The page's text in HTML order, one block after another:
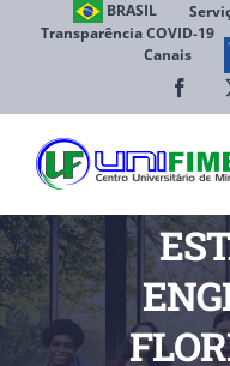
BRASIL
Transparência COVID-19
Canais